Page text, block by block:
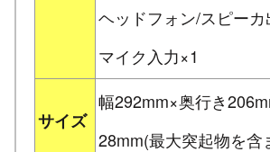
ヘッドフォン/スピーカ
マイク入力×1
サイズ
幅292mm×奥行き
28mm(最大突起物を含